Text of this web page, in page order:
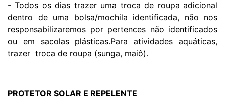
- Todos os dias trazer uma troca de roupa adicional
dentro de uma bolsa/mochila identificada, não nos
responsabilizaremos por pertences não identificados
ou em sacolas plásticas.Para atividades aquáticas,
trazer troca de roupa (sunga, maiô).
PROTETOR SOLAR E REPELENTE